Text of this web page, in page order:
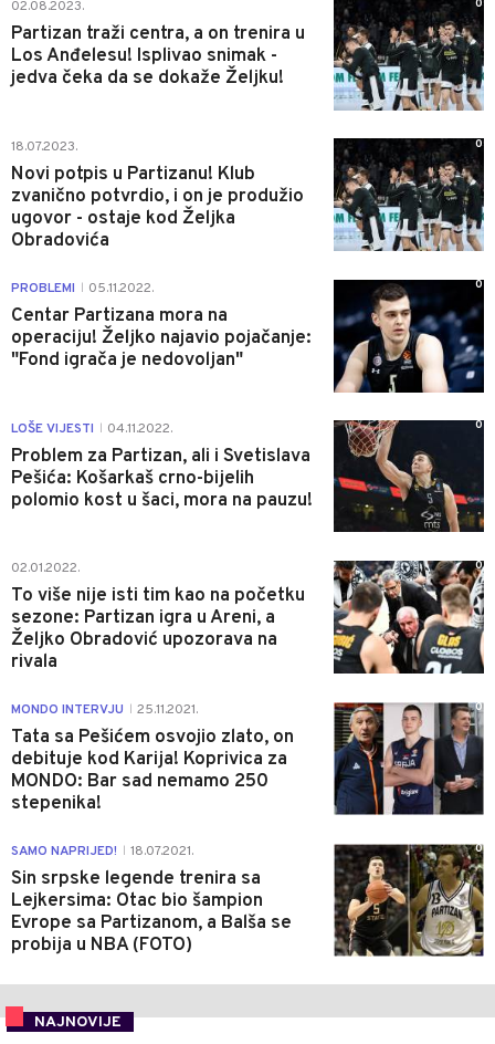
02.08.2023.
Partizan traži centra, a on trenira u
Los Anđelesu! Isplivao snimak -
jedva čeka da se dokaže Željku!
0
18.07.2023.
Novi potpis u Partizanu! Klub
zvanično potvrdio, i on je produžio
ugovor - ostaje kod Željka
Obradovića
0
PROBLEMI 05.11.2022.
Centar Partizana mora na
operaciju! Željko najavio pojačanje:
"Fond igrača je nedovoljan"
0
LOŠE VIJESTI 04.11.2022.
Problem za Partizan, ali i Svetislava
Pešića: Košarkaš crno-bijelih
polomio kost u šaci, mora na pauzu!
0
02.01.2022.
To više nije isti tim kao na početku
sezone: Partizan igra u Areni, a
Željko Obradović upozorava na
rivala
0
MONDO INTERVJU 25.11.2021.
Tata sa Pešićem osvojio zlato, on
debituje kod Karija! Koprivica za
MONDO: Bar sad nemamo 250
stepenika!
0
SAMO NAPRIJED! 18.07.2021.
Sin srpske legende trenira sa
Lejkersima: Otac bio šampion
Evrope sa Partizanom, a Balša se
probija u NBA (FOTO)
0
NAJNOVIJE